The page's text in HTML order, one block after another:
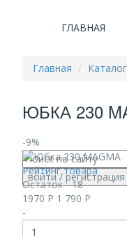
ГЛАВНАЯ
войти/ регистрация
Главная Каталог
ЮБКА 230
-9%
Рейтинг товара
Остаток - 18
1970 Р 1 790 Р
-